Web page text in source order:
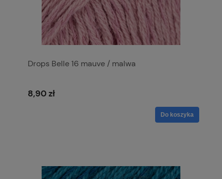
Drops Belle 16 mauve / malwa
8,90 zł
Do koszyka